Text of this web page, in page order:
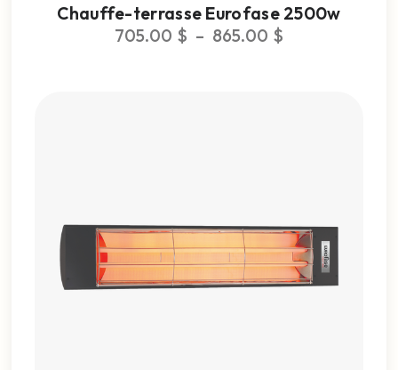
Chauffe-terrasse Eurofase 2500w
705.00 $ – 865.00 $